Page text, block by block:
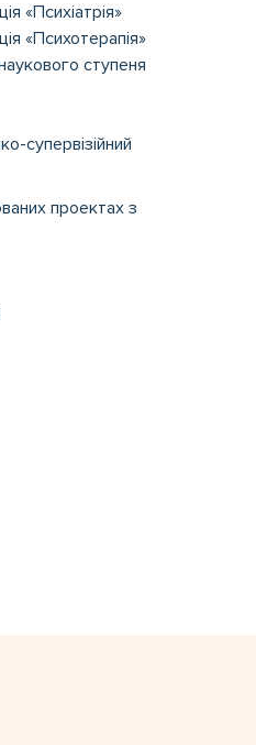
«Психіатрія»
«Психотерапія»
ступеня
супервізійний
проектах з